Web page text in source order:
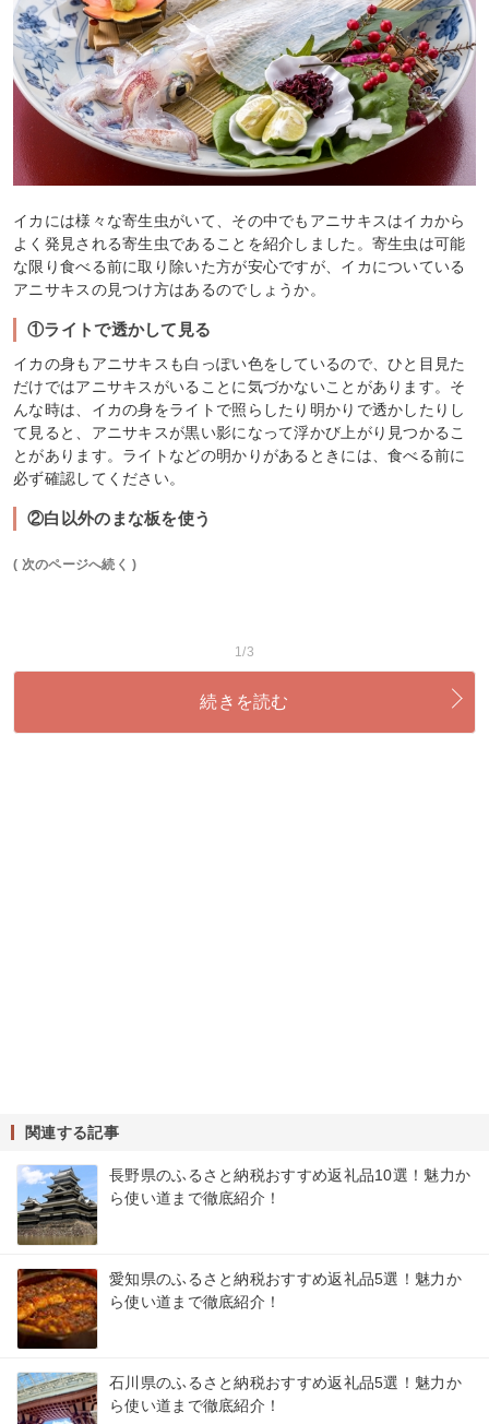
イカには様々な寄生虫がいて、その中でもアニサキスはイカから
よく発見される寄生虫であることを紹介しました。寄生虫は可能
な限り食べる前に取り除いた方が安心ですが、イカについている
アニサキスの見つけ方はあるのでしょうか。
①ライトで透かして見る
イカの身もアニサキスも白っぽい色をしているので、ひと目見た
だけではアニサキスがいることに気づかないことがあります。そ
んな時は、イカの身をライトで照らしたり明かりで透かしたりし
て見ると、アニサキスが黒い影になって浮かび上がり見つかるこ
とがあります。ライトなどの明かりがあるときには、食べる前に
必ず確認してください。
②白以外のまな板を使う
( 次のページへ続く )
1/3
続きを読む
関連する記事
長野県のふるさと納税おすすめ返礼品10選！魅力か
ら使い道まで徹底紹介！
愛知県のふるさと納税おすすめ返礼品5選！魅力か
ら使い道まで徹底紹介！
石川県のふるさと納税おすすめ返礼品5選！魅力か
ら使い道まで徹底紹介！